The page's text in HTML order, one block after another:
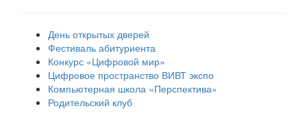
День открытых дверей
Фестиваль абитуриента
Конкурс «Цифровой мир»
Цифровое пространство ВИВТ экспо
Компьютерная школа «Перспектива»
Родительский клуб